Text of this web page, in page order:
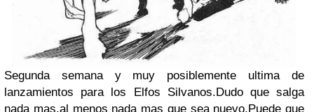
Segunda semana y muy posiblemente ultima de
lanzamientos para los Elfos Silvanos.Dudo que salga
nada mas,al menos nada mas que sea nuevo.Puede que